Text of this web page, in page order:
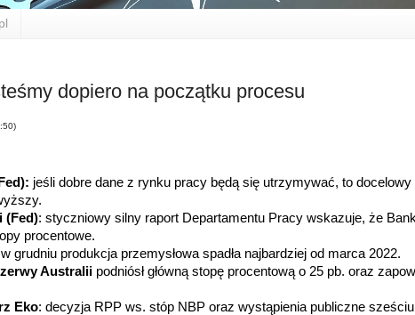
dopiero na początku procesu
jeśli dobre dane z rynku pracy będą się utrzymywać, to
(Fed): styczniowy silny raport Departamentu Pracy wskazuje, że
procentowe.
grudniu produkcja przemysłowa spadła najbardziej od marca 2022.
Australii podniósł główną stopę procentową o 25 pb. oraz
Eko: decyzja RPP ws. stóp NBP oraz wystąpienia publiczne